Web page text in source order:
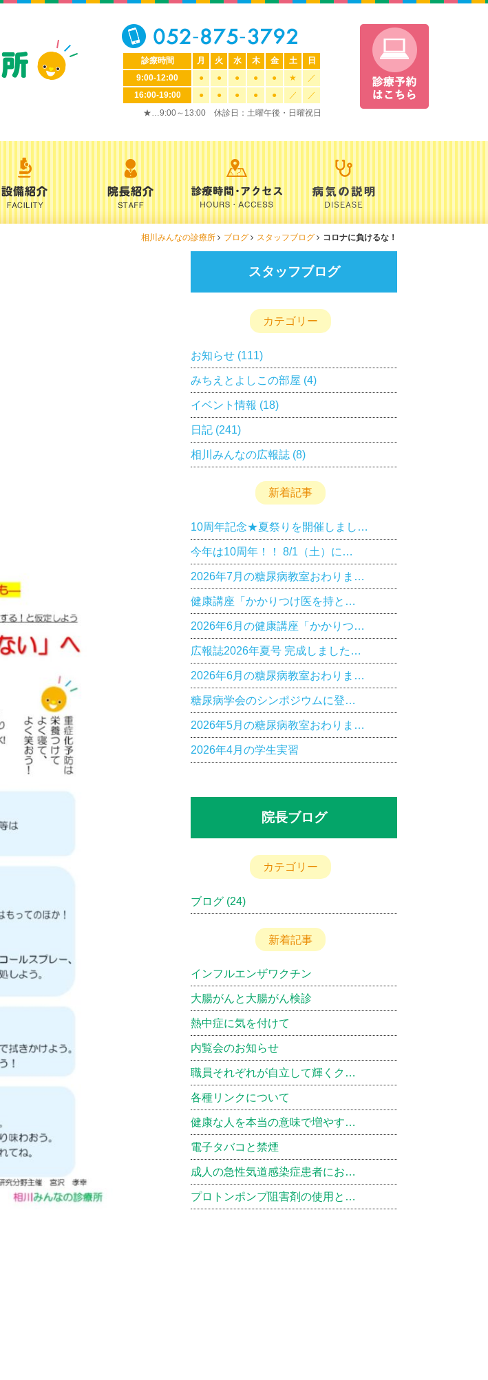
診療時間 月 火 水 木 金 土
日
9:00-12:00
● ● ● ● ● ★
／
16:00-19:00
● ● ● ● ● ／
／
★…9:00～13:00 休診日：土曜午後・日曜祝日
相川みんなの診療所 ブログ スタッフブログ コロナに負けるな！
スタッフブログ
カテゴリー
お知らせ (111)
みちえとよしこの部屋 (4)
イベント情報 (18)
日記 (241)
相川みんなの広報誌 (8)
新着記事
10周年記念★夏祭りを開催しまし…
今年は10周年！！ 8/1（土）に…
2026年7月の糖尿病教室おわりま…
健康講座「かかりつけ医を持と…
2026年6月の健康講座「かかりつ…
広報誌2026年夏号 完成しました…
2026年6月の糖尿病教室おわりま…
糖尿病学会のシンポジウムに登…
2026年5月の糖尿病教室おわりま…
2026年4月の学生実習
院長ブログ
カテゴリー
ブログ (24)
新着記事
インフルエンザワクチン
大腸がんと大腸がん検診
熱中症に気を付けて
内覧会のお知らせ
職員それぞれが自立して輝くク…
各種リンクについて
健康な人を本当の意味で増やす…
電子タバコと禁煙
成人の急性気道感染症患者にお…
プロトンポンプ阻害剤の使用と…